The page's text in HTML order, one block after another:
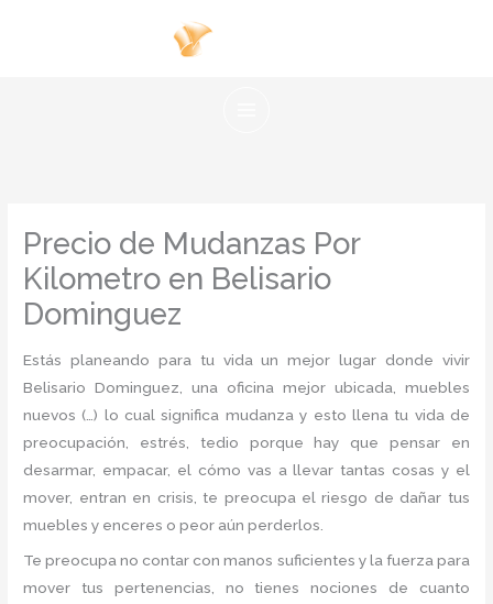
Precio de Mudanzas Por
Kilometro en Belisario
Dominguez
Estás planeando para tu vida un mejor lugar donde vivir
Belisario Dominguez, una oficina mejor ubicada, muebles
nuevos (…) lo cual significa mudanza y esto llena tu vida de
preocupación, estrés, tedio porque hay que pensar en
desarmar, empacar, el cómo vas a llevar tantas cosas y el
mover, entran en crisis, te preocupa el riesgo de dañar tus
muebles y enceres o peor aún perderlos.
Te preocupa no contar con manos suficientes y la fuerza para
mover tus pertenencias, no tienes nociones de cuanto